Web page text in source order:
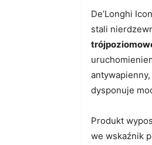
De’Longhi
stali
dysponuje
Produkt
we wskaźnik